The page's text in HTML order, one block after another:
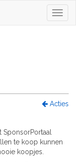
Acties
te koop kunnen
koopjes.